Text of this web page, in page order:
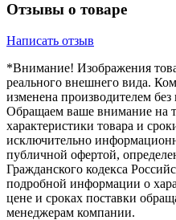
Отзывы о товаре
Написать отзыв
*Внимание! Изображения
реального внешнего вида.
изменена производителем
Обращаем ваше внимание на
характеристики товара и
исключительно
публичной офертой,
Гражданского кодекса
подробной информации о
цене и сроках поставки
менеджерам компании.